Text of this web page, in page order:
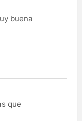
buena
que